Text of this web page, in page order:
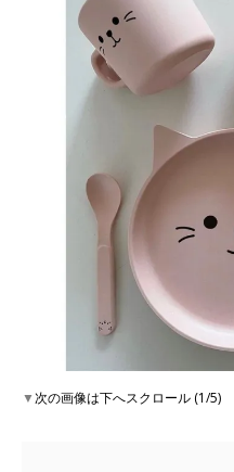
▼次の画像は下へスクロール (1/5)